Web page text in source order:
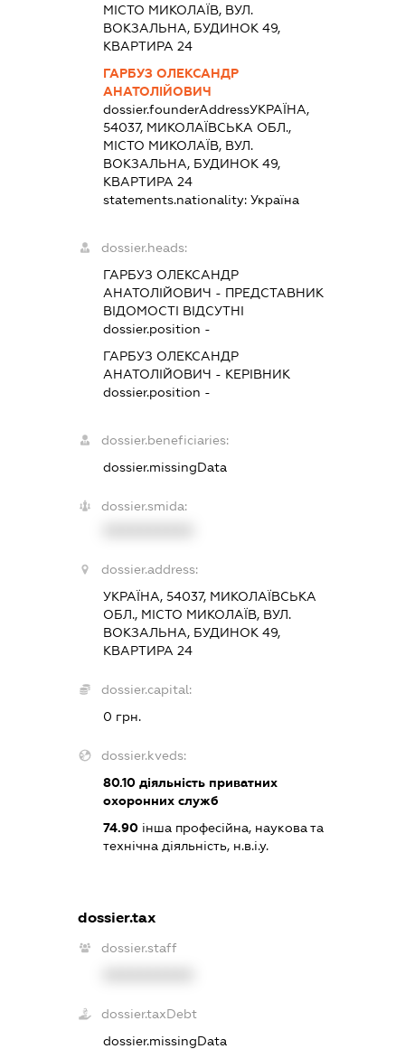
МІСТО МИКОЛАЇВ, ВУЛ.
ВОКЗАЛЬНА, БУДИНОК 49,
КВАРТИРА 24
ГАРБУЗ ОЛЕКСАНДР
АНАТОЛІЙОВИЧ
dossier.founderAddressУКРАЇНА,
54037, МИКОЛАЇВСЬКА ОБЛ.,
МІСТО МИКОЛАЇВ, ВУЛ.
ВОКЗАЛЬНА, БУДИНОК 49,
КВАРТИРА 24
statements.nationality: Україна
dossier.heads:
ГАРБУЗ ОЛЕКСАНДР
АНАТОЛІЙОВИЧ - ПРЕДСТАВНИК
ВІДОМОСТІ ВІДСУТНІ
dossier.position -
ГАРБУЗ ОЛЕКСАНДР
АНАТОЛІЙОВИЧ - КЕРІВНИК
dossier.position -
dossier.beneficiaries:
dossier.missingData
dossier.smida:
dossier.address:
УКРАЇНА, 54037, МИКОЛАЇВСЬКА
ОБЛ., МІСТО МИКОЛАЇВ, ВУЛ.
ВОКЗАЛЬНА, БУДИНОК 49,
КВАРТИРА 24
dossier.capital:
0 грн.
dossier.kveds:
80.10діяльність приватних
охоронних служб
74.90інша професійна, наукова та
технічна діяльність, н.в.і.у.
dossier.tax
dossier.staff
dossier.taxDebt
dossier.missingData